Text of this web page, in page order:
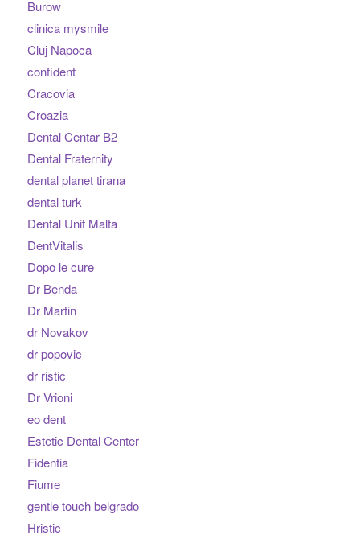
Burow
clinica mysmile
Cluj Napoca
confident
Cracovia
Croazia
Dental Centar B2
Dental Fraternity
dental planet tirana
dental turk
Dental Unit Malta
DentVitalis
Dopo le cure
Dr Benda
Dr Martin
dr Novakov
dr popovic
dr ristic
Dr Vrioni
eo dent
Estetic Dental Center
Fidentia
Fiume
gentle touch belgrado
Hristic